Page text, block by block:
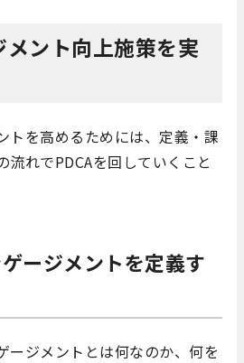
ント向上施策を実
トを高めるためには、定義・課
流れでPDCAを回していくこと
ージメントを定義す
ージメントとは何なのか、何を